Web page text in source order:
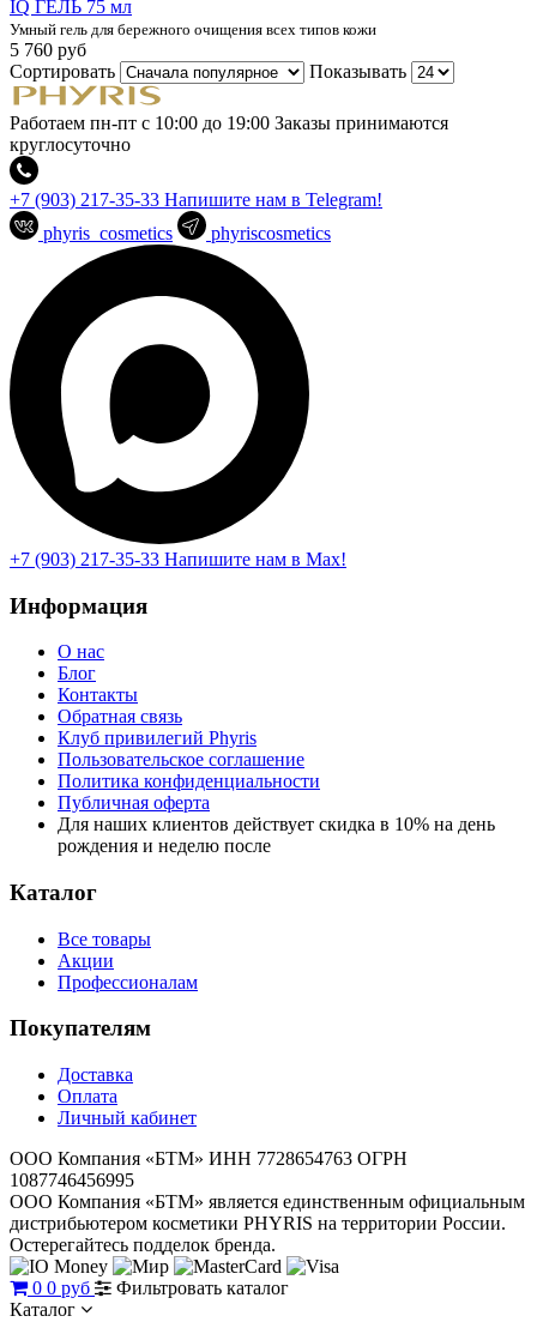
IQ ГЕЛЬ 75 мл
Умный гель для бережного очищения всех типов кожи
5 760 руб
Сортировать
Показывать
Работаем пн-пт с 10:00 до 19:00 Заказы принимаются
круглосуточно
+7 (903) 217-35-33 Напишите нам в Telegram!
phyris_cosmetics
phyriscosmetics
+7 (903) 217-35-33 Напишите нам в Max!
Информация
О нас
Блог
Контакты
Обратная связь
Клуб привилегий Phyris
Пользовательское соглашение
Политика конфиденциальности
Публичная оферта
Для наших клиентов действует скидка в 10% на день
рождения и неделю после
Каталог
Все товары
Акции
Профессионалам
Покупателям
Доставка
Оплата
Личный кабинет
ООО Компания «БТМ» ИНН 7728654763 ОГРН
1087746456995
ООО Компания «БТМ» является единственным официальным
дистрибьютером косметики PHYRIS на территории России.
Остерегайтесь подделок бренда.
0 0 руб
Фильтровать каталог
Каталог